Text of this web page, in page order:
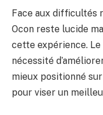
Face aux difficultés
Ocon reste lucide
cette expérience.
nécessité
mieux positionné
pour viser un